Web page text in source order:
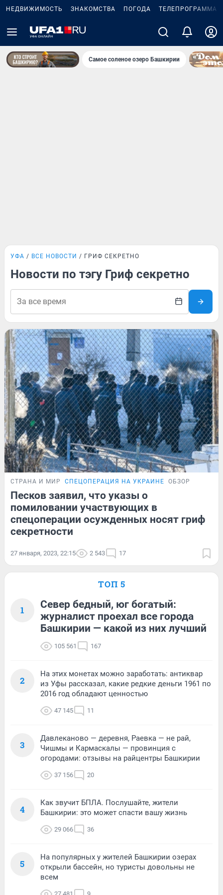
НЕДВИЖИМОСТЬ ЗНАКОМСТВА ПОГОДА ТЕЛЕПРОГРАММА
Самое соленое озеро Башкирии
УФА ВСЕ НОВОСТИ ГРИФ СЕКРЕТНО
Новости по тэгу Гриф секретно
СТРАНА И МИР СПЕЦОПЕРАЦИЯ НА УКРАИНЕ ОБЗОР
Песков заявил, что указы о
помиловании участвующих в
спецоперации осужденных носят гриф
секретности
27 января, 2023, 22:15 2 543 17
ТОП 5
1
Север бедный, юг богатый:
журналист проехал все города
Башкирии — какой из них лучший
105 561 167
2
На этих монетах можно заработать: антиквар
из Уфы рассказал, какие редкие деньги 1961 по
2016 год обладают ценностью
47 145 11
3
Давлеканово — деревня, Раевка — не рай,
Чишмы и Кармаскалы — провинция с
огородами: отзывы на райцентры Башкирии
37 156 20
4
Как звучит БПЛА. Послушайте, жители
Башкирии: это может спасти вашу жизнь
29 066 36
5
На популярных у жителей Башкирии озерах
открыли бассейн, но туристы довольны не
всем